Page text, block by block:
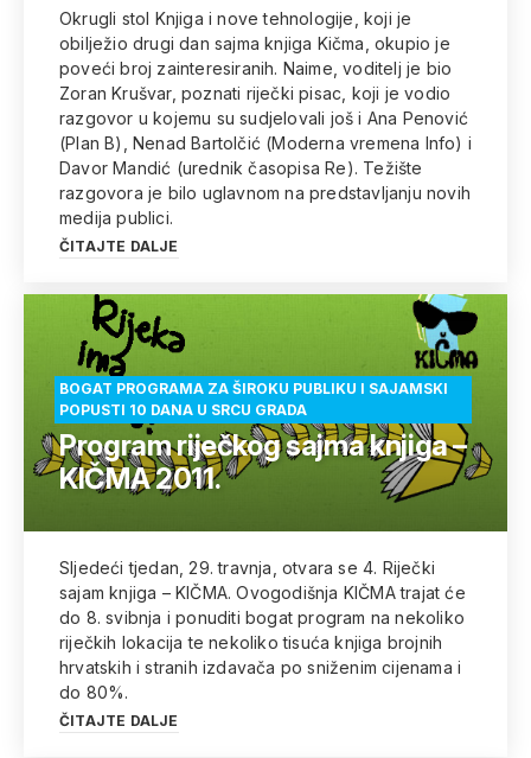
Okrugli stol Knjiga i nove tehnologije, koji je
obilježio drugi dan sajma knjiga Kičma, okupio je
poveći broj zainteresiranih. Naime, voditelj je bio
Zoran Krušvar, poznati riječki pisac, koji je vodio
razgovor u kojemu su sudjelovali još i Ana Penović
(Plan B), Nenad Bartolčić (Moderna vremena Info) i
Davor Mandić (urednik časopisa Re). Težište
razgovora je bilo uglavnom na predstavljanju novih
medija publici.
ČITAJTE DALJE
BOGAT PROGRAMA ZA ŠIROKU PUBLIKU I SAJAMSKI
POPUSTI 10 DANA U SRCU GRADA
Program riječkog sajma knjiga –
KIČMA 2011.
Sljedeći tjedan, 29. travnja, otvara se 4. Riječki
sajam knjiga – KIČMA. Ovogodišnja KIČMA trajat će
do 8. svibnja i ponuditi bogat program na nekoliko
riječkih lokacija te nekoliko tisuća knjiga brojnih
hrvatskih i stranih izdavača po sniženim cijenama i
do 80%.
ČITAJTE DALJE